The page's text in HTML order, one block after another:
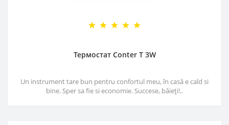
Термостат Conter T 3W
Un instrument tare bun pentru confortul meu, în casă e cald si
bine. Sper sa fie si economie. Succese, băieți!..